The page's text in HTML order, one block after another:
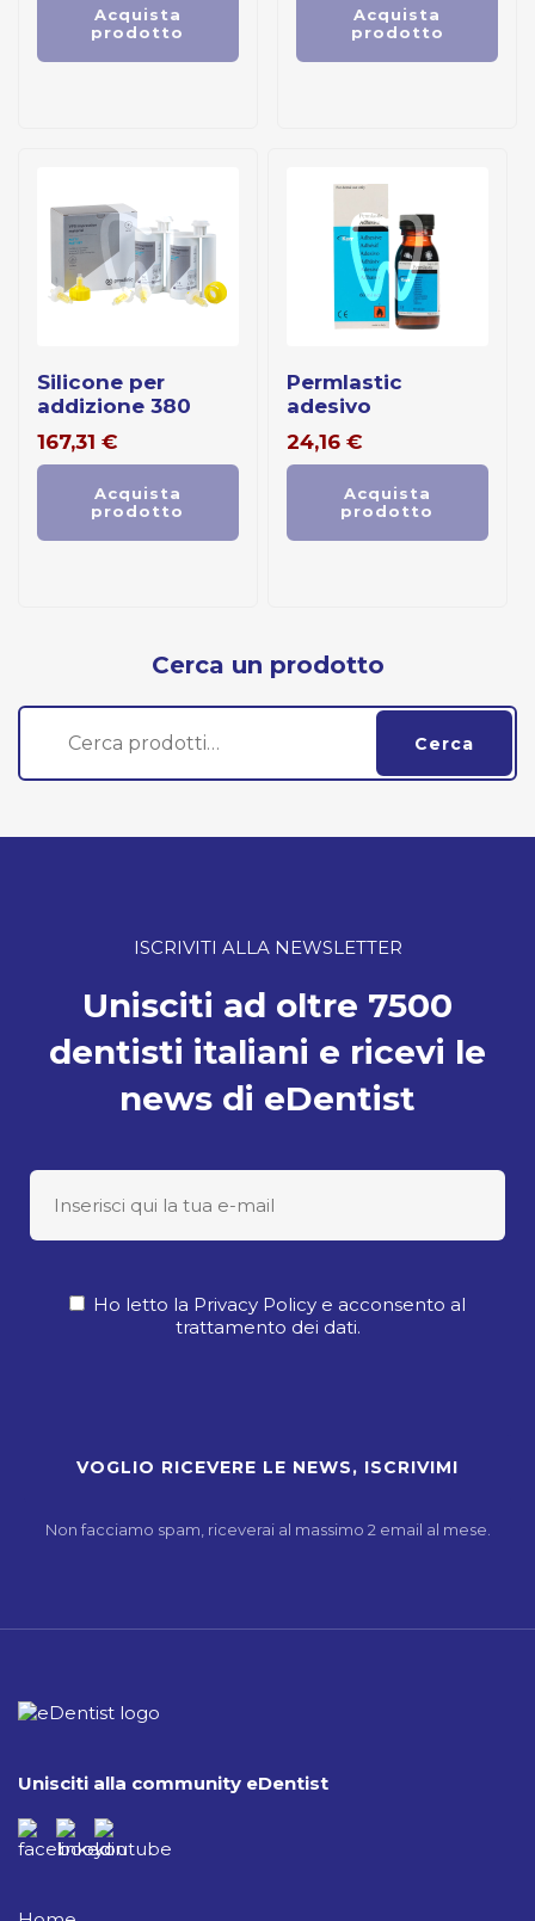
Acquista
prodotto
Acquista
prodotto
silicone per
addizione 380
167,31 €
Acquista
prodotto
permlastic
adesivo
24,16 €
Acquista
prodotto
Cerca un prodotto
Cerca:
Cerca
ISCRIVITI ALLA NEWSLETTER
Unisciti ad oltre 7500
dentisti italiani e ricevi le
news di eDentist
Ho letto la Privacy Policy e acconsento al
trattamento dei dati.
Non facciamo spam, riceverai al massimo 2 email al mese.
Unisciti alla community eDentist